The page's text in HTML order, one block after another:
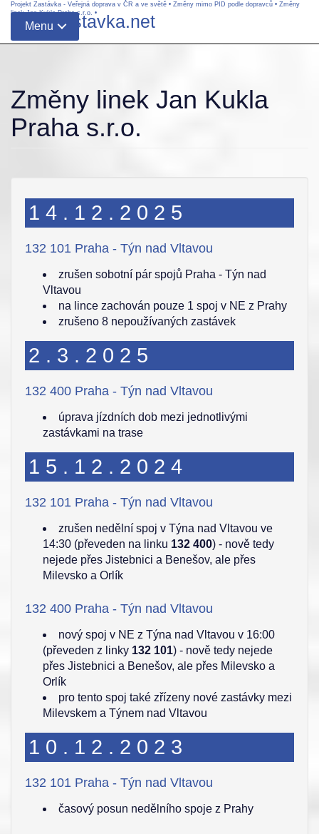
Projekt Zastávka - Veřejná doprava v ČR a ve světě • Změny mimo PID podle dopravců • Změny
linek Jan Kukla Praha s.r.o. •
Menu
www.zastavka.net
Změny linek Jan Kukla
Praha s.r.o.
14.12.2025
132 101 Praha - Týn nad Vltavou
zrušen sobotní pár spojů Praha - Týn nad
Vltavou
na lince zachován pouze 1 spoj v NE z Prahy
zrušeno 8 nepoužívaných zastávek
2.3.2025
132 400 Praha - Týn nad Vltavou
úprava jízdních dob mezi jednotlivými
zastávkami na trase
15.12.2024
132 101 Praha - Týn nad Vltavou
zrušen nedělní spoj v Týna nad Vltavou ve
14:30 (převeden na linku 132 400) - nově tedy
nejede přes Jistebnici a Benešov, ale přes
Milevsko a Orlík
132 400 Praha - Týn nad Vltavou
nový spoj v NE z Týna nad Vltavou v 16:00
(převeden z linky 132 101) - nově tedy nejede
přes Jistebnici a Benešov, ale přes Milevsko a
Orlík
pro tento spoj také zřízeny nové zastávky mezi
Milevskem a Týnem nad Vltavou
10.12.2023
132 101 Praha - Týn nad Vltavou
časový posun nedělního spoje z Prahy